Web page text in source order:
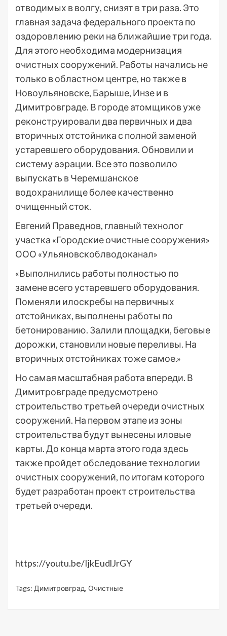
отводимых в волгу, снизят в три раза. Это
главная задача федерального проекта по
оздоровлению реки на ближайшие три года.
Для этого необходима модернизация
очистных сооружений. Работы начались не
только в областном центре, но также в
Новоульяновске, Барыше, Инзе и в
Димитровграде. В городе атомщиков уже
реконструировали два первичных и два
вторичных отстойника с полной заменой
устаревшего оборудования. Обновили и
систему аэрации. Все это позволило
выпускать в Черемшанское
водохранилище более качественно
очищенный сток.
Евгений Праведнов, главный технолог
участка «Городские очистные сооружения»
ООО «Ульяновскоблводоканал»
«Выполнились работы полностью по
замене всего устаревшего оборудования.
Поменяли илоскребы на первичных
отстойниках, выполнены работы по
бетонированию. Залили площадки, беговые
дорожки, становили новые переливы. На
вторичных отстойниках тоже самое.»
Но самая масштабная работа впереди. В
Димитровграде предусмотрено
строительство третьей очереди очистных
сооружений. На первом этапе из зоны
строительства будут вынесены иловые
карты. До конца марта этого года здесь
также пройдет обследование технологии
очистных сооружений, по итогам которого
будет разработан проект строительства
третьей очереди.
https://youtu.be/IjkEudlJrGY
Tags: Димитровград, Очистные